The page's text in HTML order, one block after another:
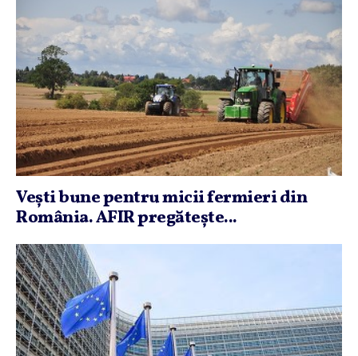
Veşti bune pentru micii fermieri din
România. AFIR pregăteşte...